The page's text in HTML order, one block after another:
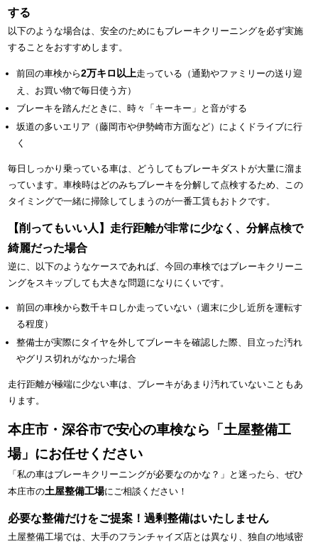
する
以下のような場合は、安全のためにもブレーキクリーニングを必ず実施
することをおすすめします。
前回の車検から2万キロ以上走っている（通勤やファミリーの送り迎
え、お買い物で毎日使う方）
ブレーキを踏んだときに、時々「キーキー」と音がする
坂道の多いエリア（藤岡市や伊勢崎市方面など）によくドライブに行
く
毎日しっかり乗っている車は、どうしてもブレーキダストが大量に溜ま
っています。車検時はどのみちブレーキを分解して点検するため、この
タイミングで一緒に掃除してしまうのが一番工賃もおトクです。
【削ってもいい人】走行距離が非常に少なく、分解点検で
綺麗だった場合
逆に、以下のようなケースであれば、今回の車検ではブレーキクリーニ
ングをスキップしても大きな問題になりにくいです。
前回の車検から数千キロしか走っていない（週末に少し近所を運転す
る程度）
整備士が実際にタイヤを外してブレーキを確認した際、目立った汚れ
やグリス切れがなかった場合
走行距離が極端に少ない車は、ブレーキがあまり汚れていないこともあ
ります。
本庄市・深谷市で安心の車検なら「土屋整備工
場」にお任せください
「私の車はブレーキクリーニングが必要なのかな？」と迷ったら、ぜひ
本庄市の土屋整備工場にご相談ください！
必要な整備だけをご提案！過剰整備はいたしません
土屋整備工場では、大手のフランチャイズ店とは異なり、独自の地域密